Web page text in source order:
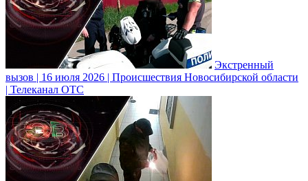
Экстренный
вызов | 16 июля 2026 | Происшествия Новосибирской области
| Телеканал ОТС